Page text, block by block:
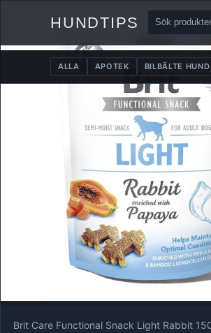
HUNDTIPS
ALLA APOTEK BILBÄLTE HUND
Brit Care Functional Snack Light Rabbit